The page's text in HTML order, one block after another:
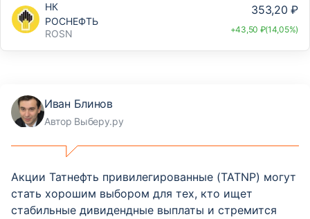
НК
РОСНЕФТЬ
ROSN
353,20 ₽
+43,50 ₽(14,05%)
Иван Блинов
Автор Выберу.ру
Акции Татнефть привилегированные (TATNP) могут
стать хорошим выбором для тех, кто ищет
стабильные дивидендные выплаты и стремится